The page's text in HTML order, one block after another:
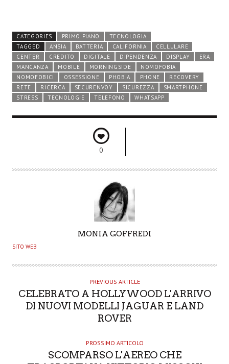
CATEGORIES PRIMO PIANO
TECNOLOGIA
TAGGED
ANSIA BATTERIA CALIFORNIA
CELLULARE
CENTER
CREDITO DIGITALE DIPENDENZA DISPLAY
ERA
MANCANZA
MOBILE MORNINGSIDE
NOMOFOBIA
NOMOFOBICI
OSSESSIONE PHOBIA PHONE
RECOVERY
RETE
RICERCA SECURENVOY SICUREZZA
SMARTPHONE
STRESS
TECNOLOGIE TELEFONO WHATSAPP
0
U
H
MONIA GOFFREDI
SITO WEB
PREVIOUS ARTICLE
CELEBRATO A HOLLYWOOD L'ARRIVO
DI NUOVI MODELLI JAGUAR E LAND
ROVER
PROSSIMO ARTICOLO
SCOMPARSO L'AEREO CHE